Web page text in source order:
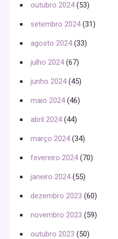
outubro 2024(53)
setembro 2024(31)
agosto 2024(33)
julho 2024(67)
junho 2024(45)
maio 2024(46)
abril 2024(44)
março 2024(34)
fevereiro 2024(70)
janeiro 2024(55)
dezembro 2023 (60)
novembro 2023 (59)
outubro 2023 (50)